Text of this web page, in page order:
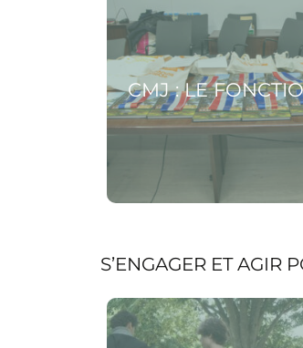
CMJ : LE
S’ENGAGER ET AGIR
Voir la page Chantiers